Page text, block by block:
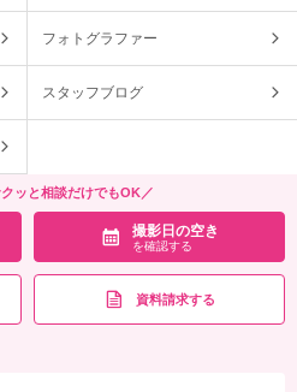
フォトグラファー
スタッフブログ
ッと相談だけでもOK／
撮影日の空き
を確認する
資料請求する